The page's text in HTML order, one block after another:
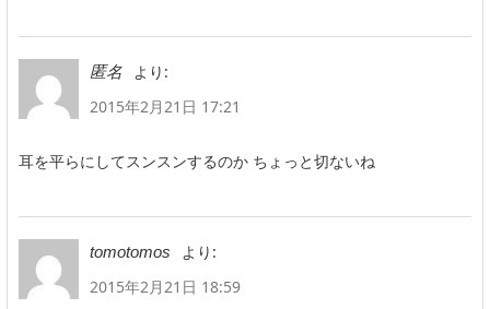
匿名
より:
2015年2月21日 17:21
耳を平らにしてスンスンするのか ちょっと切ないね
tomotomos
より:
2015年2月21日 18:59